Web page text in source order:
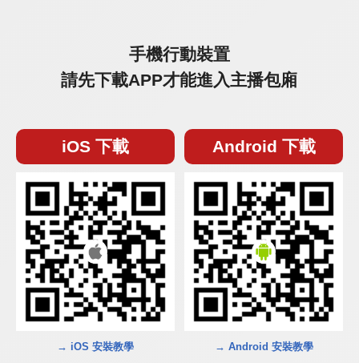
手機行動裝置
請先下載APP才能進入主播包廂
iOS 下載
→ iOS 安裝教學
Android 下載
→ Android 安裝教學